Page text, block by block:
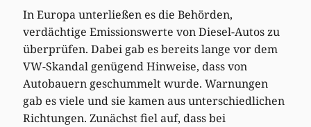
In Europa unterließen es die Behörden,
verdächtige Emissionswerte von Diesel-Autos zu
überprüfen. Dabei gab es bereits lange vor dem
VW-Skandal genügend Hinweise, dass von
Autobauern geschummelt wurde. Warnungen
gab es viele und sie kamen aus unterschiedlichen
Richtungen. Zunächst fiel auf, dass bei